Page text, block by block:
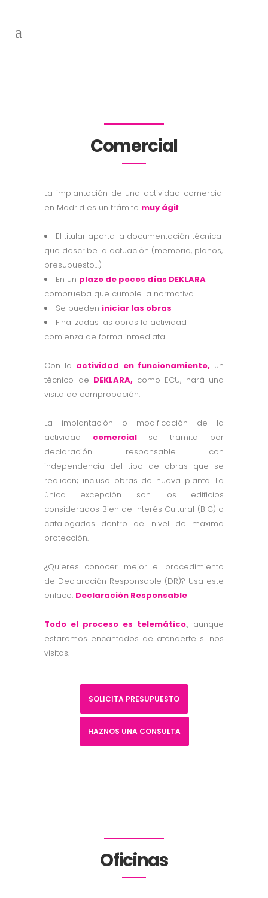
Comercial
La implantación de una actividad comercial
en Madrid es un trámite muy ágil:
El titular aporta la documentación técnica
que describe la actuación (memoria, planos,
presupuesto…)
En un plazo de pocos días DEKLARA
comprueba que cumple la normativa
Se pueden iniciar las obras
Finalizadas las obras la actividad
comienza de forma inmediata
Con la actividad en funcionamiento, un
técnico de DEKLARA, como ECU, hará una
visita de comprobación.
La implantación o modificación de la
actividad comercial se tramita por
declaración responsable con
independencia del tipo de obras que se
realicen; incluso obras de nueva planta. La
única excepción son los edificios
considerados Bien de Interés Cultural (BIC) o
catalogados dentro del nivel de máxima
protección.
¿Quieres conocer mejor el procedimiento
de Declaración Responsable (DR)? Usa este
enlace: Declaración Responsable
Todo el proceso es telemático., aunque
estaremos encantados de atenderte si nos
visitas.
SOLICITA PRESUPUESTO
HAZNOS UNA CONSULTA
Oficinas